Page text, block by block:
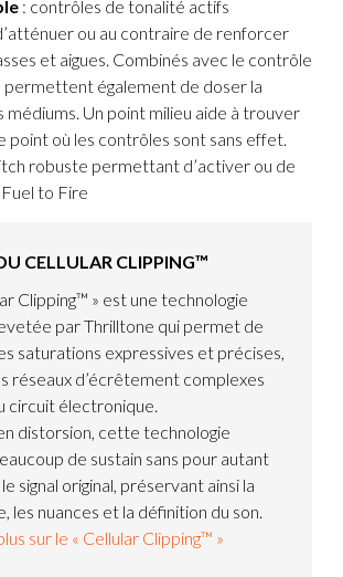
: contrôles de tonalité actifs
ou au contraire de renforcer
et aigues. Combinés avec le contrôle
permettent également de doser la
médiums. Un point milieu aide à trouver
point où les contrôles sont sans effet.
robuste permettant d’activer ou de
to Fire
CELLULAR CLIPPING™
Clipping™ » est une technologie
par Thrilltone qui permet de
saturations expressives et précises,
réseaux d’écrêtement complexes
circuit électronique.
distorsion, cette technologie
de sustain sans pour autant
signal original, préservant ainsi la
les nuances et la définition du son.
sur le « Cellular Clipping™ »